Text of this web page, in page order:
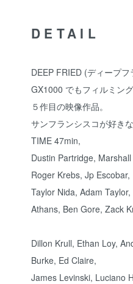
DETAIL
DEEP FRIED (ディープフ
GX1000 でもフィルミン
５作目の映像作品。
サンフランシスコが好き
TIME 47min,
Dustin Partridge,
Roger Krebs, Jp Escobar,
Taylor Nida, Adam
Athans, Ben Gore, Zack
Dillon Krull, Ethan Loy,
Burke, Ed Claire,
James Levinski, Luciano